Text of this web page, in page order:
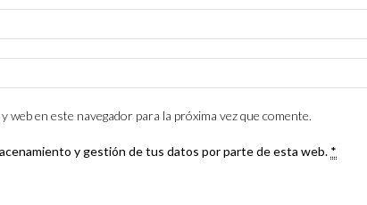
en este navegador para la próxima vez que comente.
y gestión de tus datos por parte de esta web. *